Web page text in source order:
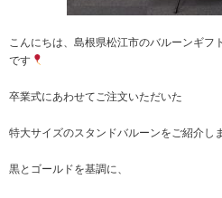
こんにちは、島根県松江市のバルーンギフ
です
卒業式にあわせてご注文いただいた
特大サイズのスタンドバルーンをご紹介し
黒とゴールドを基調に、